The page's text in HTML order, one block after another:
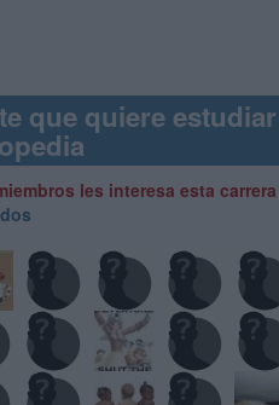
que quiere estudiar
les interesa esta carrera